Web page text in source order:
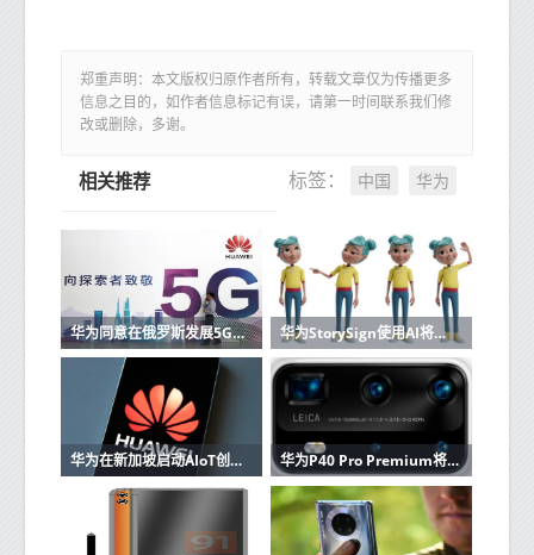
郑重声明：本文版权归原作者所有，转载文章仅为传播更多
信息之目的，如作者信息标记有误，请第一时间联系我们修
改或删除，多谢。
标签： 中国 华为
相关推荐
华为同意在俄罗斯发展5G可以在具有电信MTS的下一代蜂窝网络上运行 华为StorySign使用AI将儿童读物翻译成手语
华为在新加坡启动AIoT创新训练营 华为P40 Pro Premium将加入P40和P40 Pro具有10倍变焦摄像头